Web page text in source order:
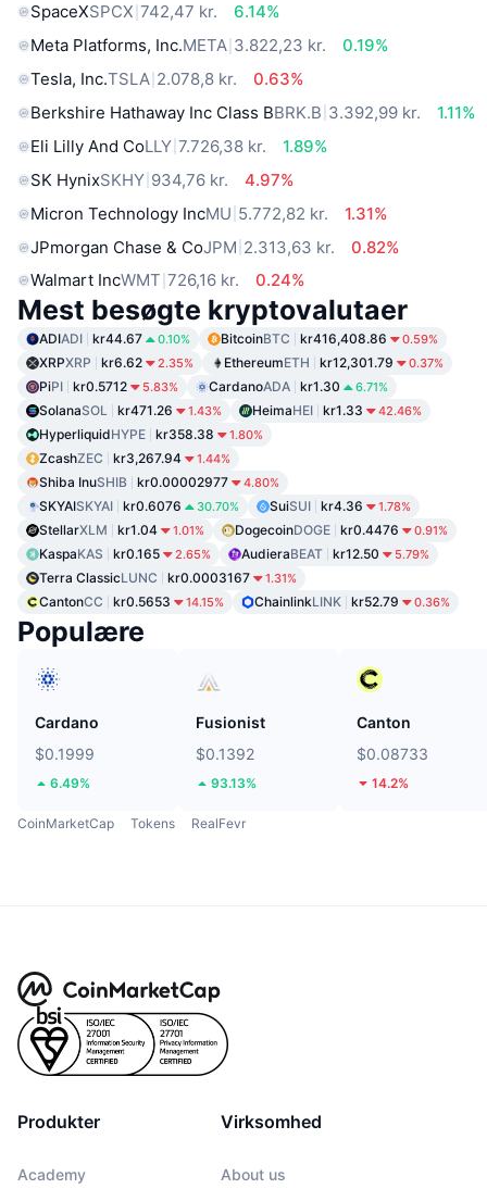
SpaceXSPCX 742,47 kr.
6.14%
Meta Platforms, Inc.META 3.822,23 kr.
0.19%
Tesla, Inc.TSLA 2.078,8 kr.
0.63%
Berkshire Hathaway Inc Class BBRK.B 3.392,99 kr.
1.11%
Eli Lilly And CoLLY 7.726,38 kr.
1.89%
SK HynixSKHY 934,76 kr.
4.97%
Micron Technology IncMU 5.772,82 kr.
1.31%
JPmorgan Chase & CoJPM 2.313,63 kr.
0.82%
Walmart IncWMT 726,16 kr. 0.24%
Mest besøgte kryptovalutaer
ADIADI kr44.67 0.10% BitcoinBTC kr416,408.86 0.59%
XRPXRP kr6.62 2.35% EthereumETH kr12,301.79 0.37%
PiPI kr0.5712 5.83% CardanoADA kr1.30 6.71%
SolanaSOL kr471.26 1.43% HeimaHEI kr1.33 42.46%
HyperliquidHYPE kr358.38 1.80%
ZcashZEC kr3,267.94 1.44%
Shiba InuSHIB kr0.00002977 4.80%
SKYAISKYAI kr0.6076 30.70% SuiSUI kr4.36 1.78%
StellarXLM kr1.04 1.01% DogecoinDOGE kr0.4476 0.91%
KaspaKAS kr0.165 2.65% AudieraBEAT kr12.50 5.79%
Terra ClassicLUNC kr0.0003167 1.31%
CantonCC kr0.5653 14.15% ChainlinkLINK kr52.79 0.36%
Populære
Cardano
$0.1999
6.49%
Fusionist
$0.1392
93.13%
Canton
$0.08733
14.2%
CoinMarketCap Tokens RealFevr
Produkter
Academy
Virksomhed
About us